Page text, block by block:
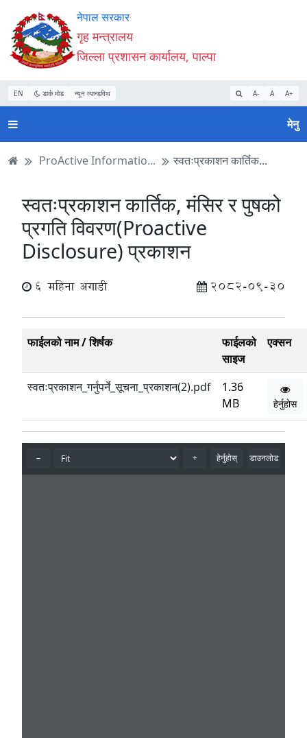
Accessibility
Mode
सुरु
गर्नुहोस्
सामाग्री
पढ्नुहाेस्
नेभिगेसन
पढ्नुहाेस्
वेबसाइट
खोजमा
जानुहोस्
नेपाल सरकार
गृह मन्त्रालय
जिल्ला प्रशासन कार्यालय, पाल्पा
EN डार्क मोड न्यून व्यान्डविथ A- A A+
मेनु
ProActive Informatio... स्वतःप्रकाशन कार्तिक...
स्वतःप्रकाशन कार्तिक, मंसिर र पुषको
प्रगति विवरण(Proactive
Disclosure) प्रकाशन
6 महिना अगाडी 2082-09-30
फाईलको नाम / शिर्षक
फाईलको
साइज
एक्सन
स्वतःप्रकाशन_गर्नुपर्ने_सूचना_प्रकाशन(2).pdf
1.36
MB
हेर्नुहोस